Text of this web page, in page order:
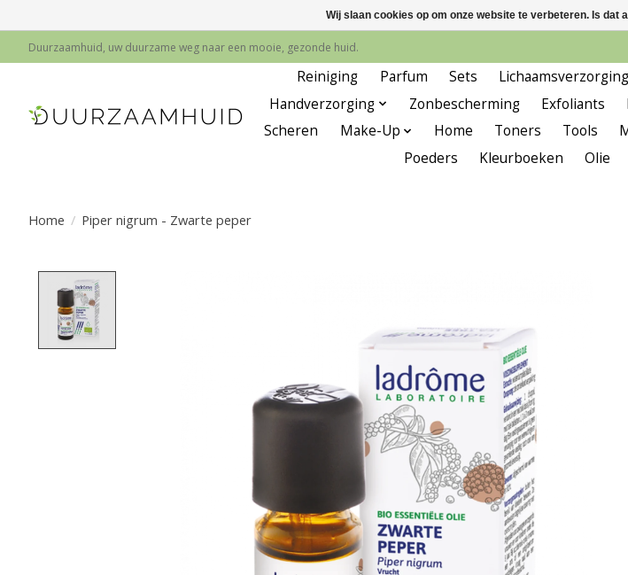
Duurzaamhuid, uw duurzame weg naar een mooie, gezonde huid.
Reiniging Parfum Sets Lichaamsverzorging
Handverzorging
Zonbescherming Exfoliants
Scheren
Make-Up Home Toners Tools
Poeders
Kleurboeken Olie
Home / Piper nigrum - Zwarte peper
Wij slaan cookies op om onze website te verbeteren. Is dat